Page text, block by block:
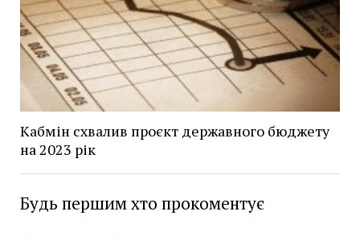
Кабмін схвалив проєкт державного бюджету
на 2023 рік
Будь першим хто прокоментує